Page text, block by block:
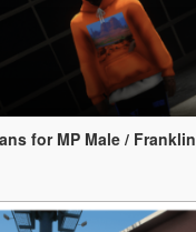
for MP Male / Franklin